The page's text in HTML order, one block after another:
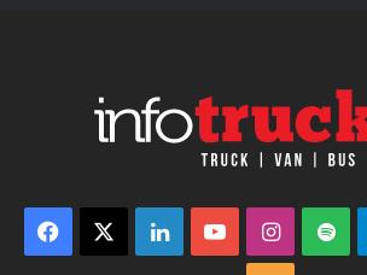
Facebook LinkedInYouTube